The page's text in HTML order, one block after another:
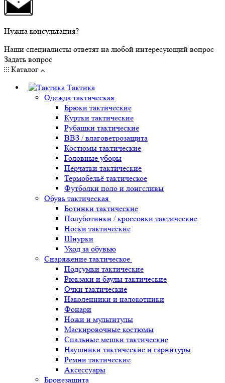
Нужна консультация?
Наши специалисты ответят на любой интересующий вопрос
Задать вопрос
Каталог
Тактика
Одежда тактическая
Брюки тактические
Куртки тактические
Рубашки тактические
ВВЗ / влаговетрозащита
Костюмы тактические
Головные уборы
Перчатки тактические
Термобельё тактическое
Футболки поло и лонгсливы
Обувь тактическая
Ботинки тактические
Полуботинки / кроссовки тактические
Носки тактические
Шнурки
Уход за обувью
Снаряжение тактическое
Подсумки тактические
Рюкзаки и баулы тактические
Очки тактические
Наколенники и налокотники
Фонари
Ножи и мультитулы
Маскировочные костюмы
Спальные мешки тактические
Наушники тактические и гарнитуры
Ремни тактические
Аксессуары
Бронезащита